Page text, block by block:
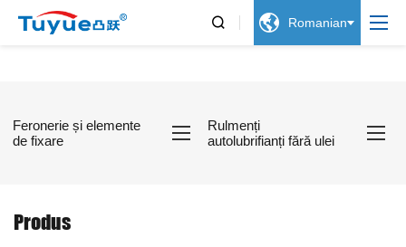
  Romanian
Feronerie și elemente
de fixare
Rulmenți
autolubrifianți fără ulei
Produs